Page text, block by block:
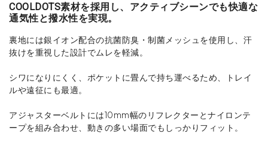
COOLDOTS素材を採用し、アクティブシーンでも快適な
通気性と撥水性を実現。
裏地には銀イオン配合の抗菌防臭・制菌メッシュを使用し、汗
抜けを重視した設計でムレを軽減。
シワになりにくく、ポケットに畳んで持ち運べるため、トレイ
ルや遠征にも最適。
アジャスターベルトには10mm幅のリフレクターとナイロンテ
ープを組み合わせ、動きの多い場面でもしっかりフィット。